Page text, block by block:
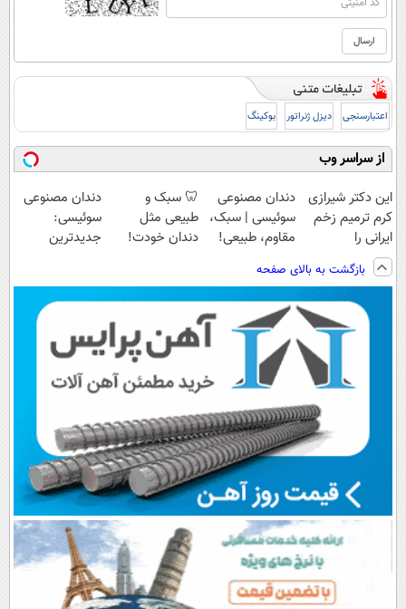
اعتبارسنجی دیزل ژنراتور بوکینگ
از سراسر وب
این دکتر شیرازی
کرم ترمیم زخم
ایرانی را
ساخت!!!
دندان مصنوعی
سوئیسی | سبک،
مقاوم، طبیعی!
رایگان+پرداخت
اقساطی😍
🦷 سبک و
طبیعی مثل
دندان خودت!
💳 📍 تهران
دندان مصنوعی
سوئیسی:
جدیدترین
پرداخت قسطی
بازگشت به بالای صفحه